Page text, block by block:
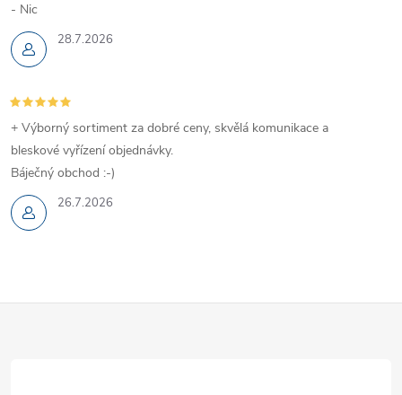
28.7.2026
- Nic
26.7.2026
+ Výborný sortiment za dobré ceny, skvělá komunikace a
bleskové vyřízení objednávky.
Báječný obchod :-)